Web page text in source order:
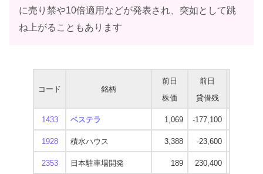
に売り禁や10倍適用などが発表され、突如として跳
ね上がることもあります
コード 銘柄
前日
株価
前日
貸借残
1433 ベステラ 1,069 -177,100
1928 積水ハウス 3,388 -23,600
2353 日本駐車場開発 189 230,400